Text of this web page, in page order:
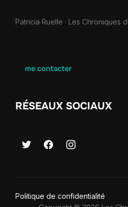
Patricia Ruelle · Les Chroniques
me contacter
RÉSEAUX SOCIAUX
Politique de confidentialité